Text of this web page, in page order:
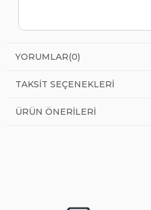
YORUMLAR(0)
TAKSIT SEÇENEKLERI
ÜRÜN ÖNERILERI